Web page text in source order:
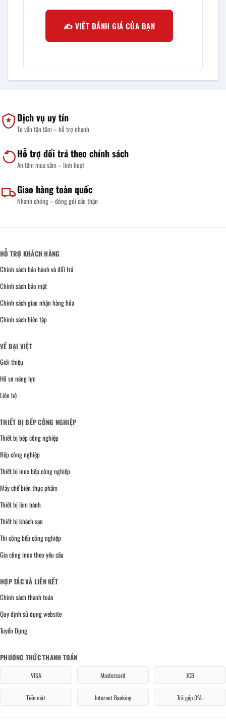
✍️ VIẾT ĐÁNH GIÁ CỦA BẠN
Dịch vụ uy tín
Tư vấn tận tâm – hỗ trợ nhanh
Hỗ trợ đổi trả theo chính sách
An tâm mua sắm – linh hoạt
Giao hàng toàn quốc
Nhanh chóng – đóng gói cẩn thận
HỖ TRỢ KHÁCH HÀNG
Chính sách bảo hành và đổi trả
Chính sách bảo mật
Chính sách giao nhận hàng hóa
Chính sách biên tập
VỀ ĐẠI VIỆT
Giới thiệu
Hồ sơ năng lực
Liên hệ
THIẾT BỊ BẾP CÔNG NGHIỆP
Thiết bị bếp công nghiệp
Bếp công nghiệp
Thiết bị inox bếp công nghiệp
Máy chế biến thực phẩm
Thiết bị làm bánh
Thiết bị khách sạn
Thi công bếp công nghiệp
Gia công inox theo yêu cầu
HỢP TÁC VÀ LIÊN KẾT
Chính sách thanh toán
Quy định sử dụng website
Tuyển Dụng
PHƯƠNG THỨC THANH TOÁN
VISA Mastercard JCB
Tiền mặt Internet Banking Trả góp 0%